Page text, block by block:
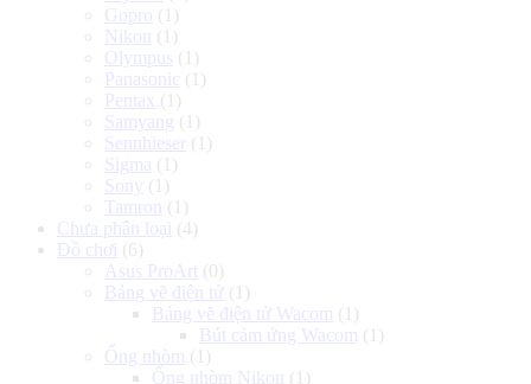
Gopro (1)
Nikon
(1)
Olympus (1)
Panasonic (1)
Pentax (1)
Samyang (1)
Sennhieser
(1)
Sigma (1)
Sony (1)
Tamron
(1)
Chưa phân loại (4)
Đồ chơi (6)
Asus ProArt (0)
Bảng vẽ điện tử (1)
Bảng vẽ điện tử Wacom (1)
Bút cảm ứng Wacom (1)
Ống nhòm (1)
Ống nhòm Nikon
(1)